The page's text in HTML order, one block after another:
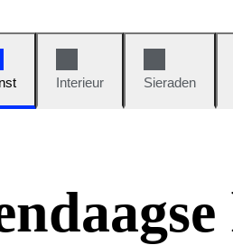
Interieur Sieraden